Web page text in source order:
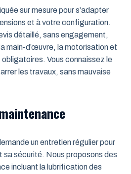
sur mesure pour s’adapter
et à votre configuration.
détaillé, sans engagement,
main-d’œuvre, la motorisation et
Vous connaissez le
les travaux, sans mauvaise
un entretien régulier pour
sa sécurité. Nous proposons des
incluant la lubrification des